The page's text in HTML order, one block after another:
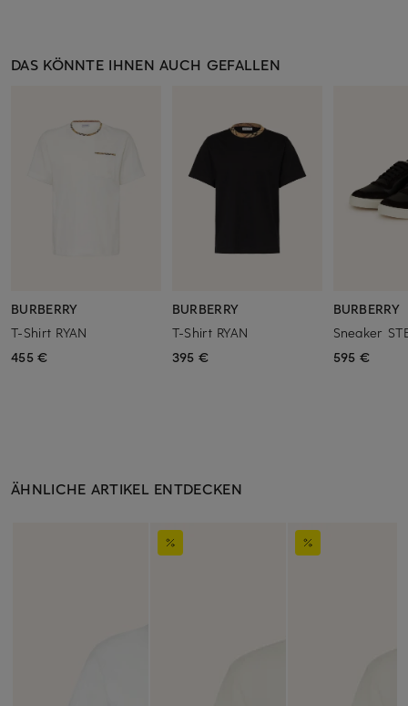
DAS KÖNNTE IHNEN AUCH GEFALLEN
BURBERRY
T-Shirt RYAN
455 €
BURBERRY
T-Shirt RYAN
395 €
BURBERRY
Sneaker
595 €
ÄHNLICHE ARTIKEL ENTDECKEN